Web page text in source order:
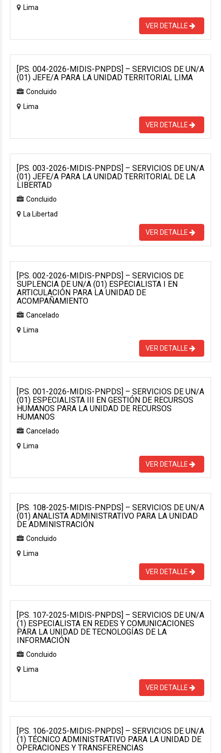
Lima
VER DETALLE
[P.S. 004-2026-MIDIS-PNPDS] – SERVICIOS DE UN/A
(01) JEFE/A PARA LA UNIDAD TERRITORIAL LIMA
Concluido
Lima
VER DETALLE
[P.S. 003-2026-MIDIS-PNPDS] – SERVICIOS DE UN/A
(01) JEFE/A PARA LA UNIDAD TERRITORIAL DE LA
LIBERTAD
Concluido
La Libertad
VER DETALLE
[P.S. 002-2026-MIDIS-PNPDS] – SERVICIOS DE
SUPLENCIA DE UN/A (01) ESPECIALISTA I EN
ARTICULACIÓN PARA LA UNIDAD DE
ACOMPAÑAMIENTO
Cancelado
Lima
VER DETALLE
[P.S. 001-2026-MIDIS-PNPDS] – SERVICIOS DE UN/A
(01) ESPECIALISTA III EN GESTIÓN DE RECURSOS
HUMANOS PARA LA UNIDAD DE RECURSOS
HUMANOS
Cancelado
Lima
VER DETALLE
[P.S. 108-2025-MIDIS-PNPDS] – SERVICIOS DE UN/A
(01) ANALISTA ADMINISTRATIVO PARA LA UNIDAD
DE ADMINISTRACIÓN
Concluido
Lima
VER DETALLE
[P.S. 107-2025-MIDIS-PNPDS] – SERVICIOS DE UN/A
(1) ESPECIALISTA EN REDES Y COMUNICACIONES
PARA LA UNIDAD DE TECNOLOGÍAS DE LA
INFORMACIÓN
Concluido
Lima
VER DETALLE
[P.S. 106-2025-MIDIS-PNPDS] – SERVICIOS DE UN/A
(1) TÉCNICO ADMINISTRATIVO PARA LA UNIDAD DE
OPERACIONES Y TRANSFERENCIAS